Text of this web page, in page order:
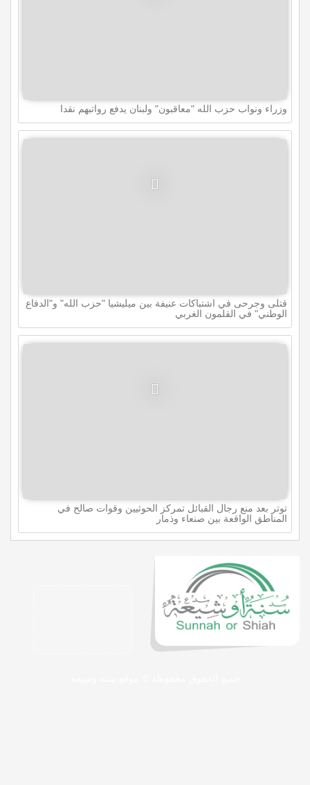
وزراء ونواب حزب الله "معاقبون" ولبنان يدفع رواتبهم نقدا
قتلى وجرحى في اشتباكات عنيفة بين ميليشيا "حزب الله" و"الدفاع
الوطني" في القلمون الغربي
توتر بعد منع رجال القبائل تمركز الحوثيين وقوات صالح في
المناطق الواقعة بين صنعاء وذمار